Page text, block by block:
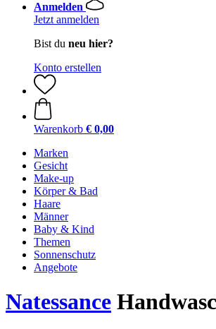
Anmelden
Jetzt anmelden
Bist du neu hier?
Konto erstellen
Warenkorb € 0,00
Marken
Gesicht
Make-up
Körper & Bad
Haare
Männer
Baby & Kind
Themen
Sonnenschutz
Angebote
Natessance